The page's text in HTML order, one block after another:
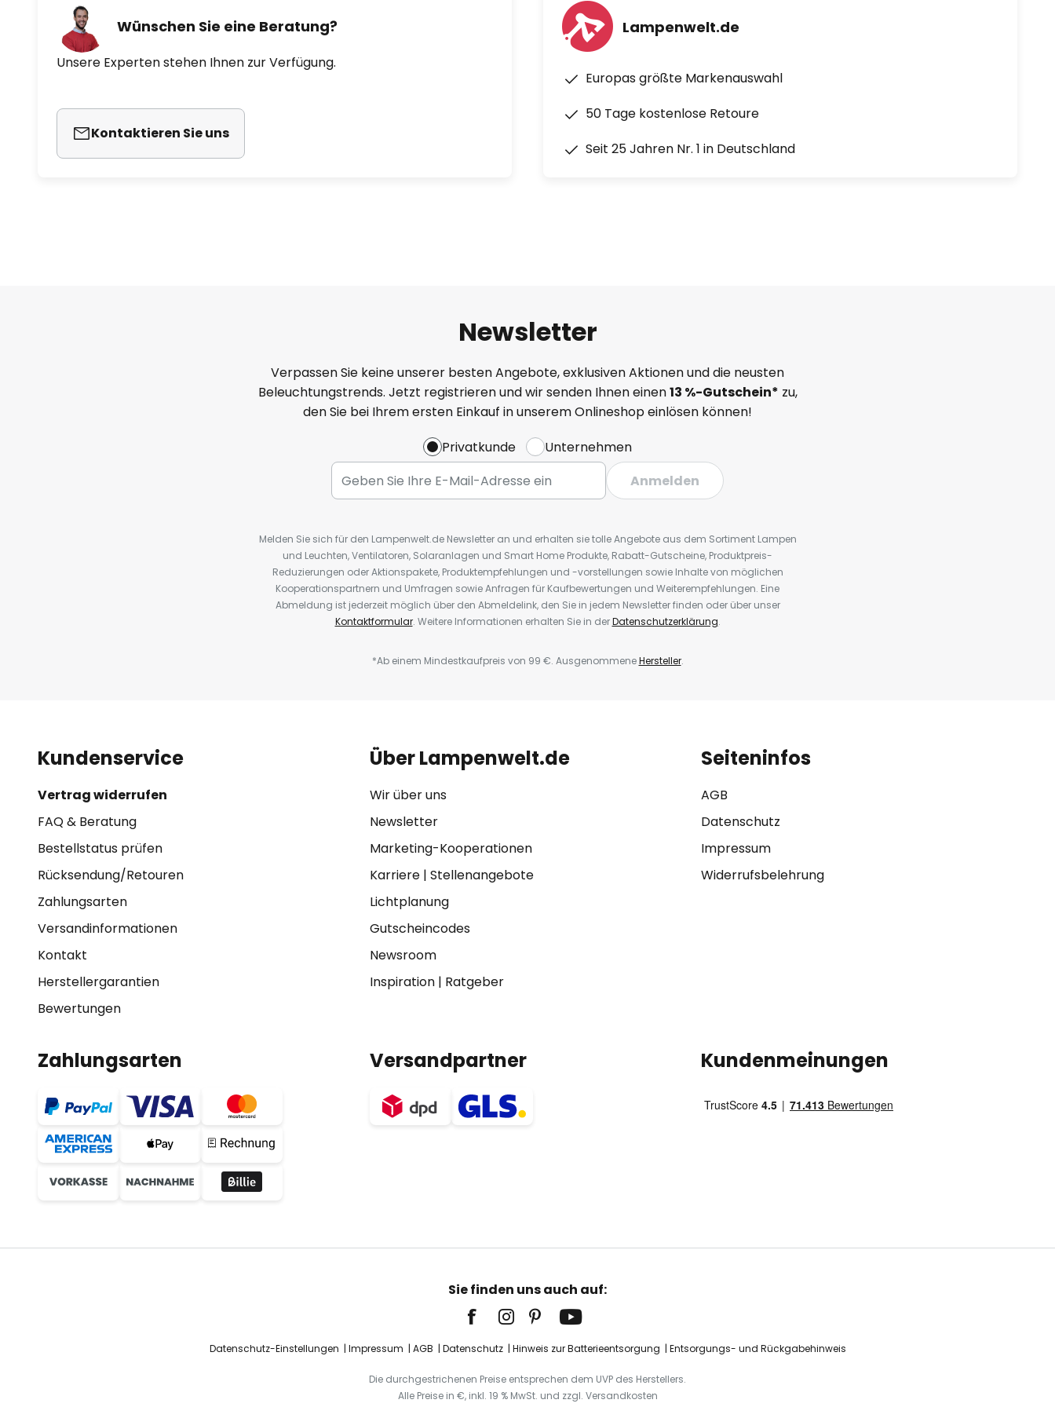
Wünschen Sie eine Beratung?
Unsere Experten stehen Ihnen zur Verfügung.
Kontaktieren Sie uns
Lampenwelt.de
Europas größte Markenauswahl
50 Tage kostenlose Retoure
Seit 25 Jahren Nr. 1 in Deutschland
Newsletter
Verpassen Sie keine unserer besten Angebote, exklusiven Aktionen und die neusten
Beleuchtungstrends. Jetzt registrieren und wir senden Ihnen einen13 %-Gutschein* zu,
den Sie bei Ihrem ersten Einkauf in unserem Onlineshop einlösen können!
Privatkunde
Unternehmen
Anmelden
Melden Sie sich für den Lampenwelt.de Newsletter an und erhalten sie tolle Angebote aus dem Sortiment Lampen
und Leuchten, Ventilatoren, Solaranlagen und Smart Home Produkte, Rabatt-Gutscheine, Produktpreis-
Reduzierungen oder Aktionspakete, Produktempfehlungen und -vorstellungen sowie Inhalte von möglichen
Kooperationspartnern und Umfragen sowie Anfragen für Kaufbewertungen und Weiterempfehlungen. Eine
Abmeldung ist jederzeit möglich über den Abmeldelink, den Sie in jedem Newsletter finden oder über unser
Kontaktformular. Weitere Informationen erhalten Sie in derDatenschutzerklärung.
*Ab einem Mindestkaufpreis von 99 €. AusgenommeneHersteller.
Kundenservice
Vertrag widerrufen
FAQ & Beratung
Bestellstatus prüfen
Rücksendung/Retouren
Zahlungsarten
Versandinformationen
Kontakt
Herstellergarantien
Bewertungen
Über Lampenwelt.de
Wir über uns
Newsletter
Marketing-Kooperationen
Karriere| Stellenangebote
Lichtplanung
Gutscheincodes
Newsroom
Inspiration| Ratgeber
Seiteninfos
AGB
Datenschutz
Impressum
Widerrufsbelehrung
Zahlungsarten Versandpartner Kundenmeinungen
Sie finden uns auch auf:
Datenschutz-Einstellungen Impressum AGB Datenschutz Hinweis zur Batterieentsorgung Entsorgungs- und Rückgabehinweis
Die durchgestrichenen Preise entsprechen dem UVP des Herstellers.
Alle Preise in €, inkl. 19 % MwSt. und zzgl. Versandkosten